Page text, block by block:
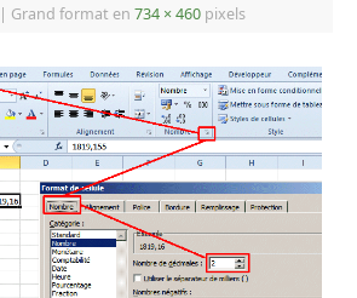
| Grand format en 734 × 460 pixels